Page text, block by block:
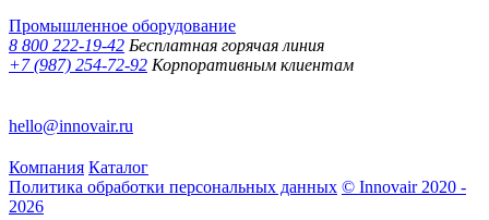
Промышленное оборудование
8 800 222-19-42 Бесплатная горячая линия
+7 (987) 254-72-92 Корпоративным клиентам
hello@innovair.ru
Компания Каталог
Политика обработки персональных данных © Innovair 2020 -
2026